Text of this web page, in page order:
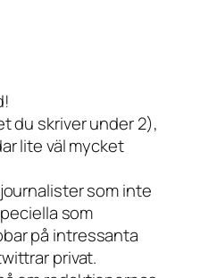
du skriver under 2),
lite väl mycket
som inte
som
på intressanta
privat.